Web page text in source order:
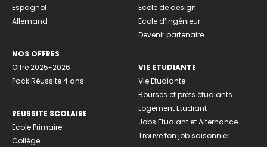
Espagnol
Allemand
NOS OFFRES
Offre 2025-2026
Pack Réussite 4 ans
REUSSITE SCOLAIRE
Ecole Primaire
Collège
Ecole de design
Ecole d’ingénieur
Devenir partenaire
VIE ETUDIANTE
Vie Etudiante
Bourses et prêts étudiants
Logement Etudiant
Jobs Etudiant et Alternance
Trouve ton job saisonnier